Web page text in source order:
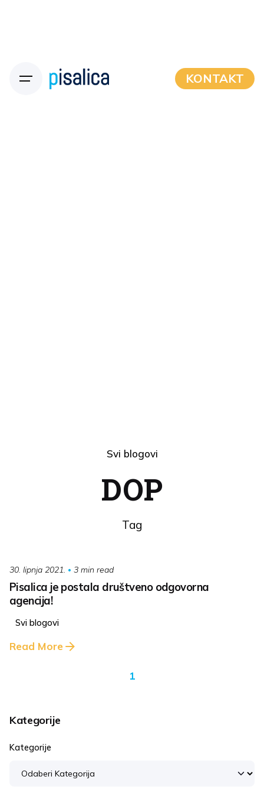
KONTAKT
Svi blogovi
DOP
Tag
30. lipnja 2021. 3 min read
Pisalica je postala društveno odgovorna
agencija!
Svi blogovi
Read More
1
Kategorije
Kategorije